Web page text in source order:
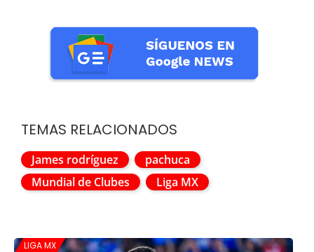
TEMAS RELACIONADOS
James rodríguez
pachuca
Mundial de Clubes
Liga MX
LIGA MX